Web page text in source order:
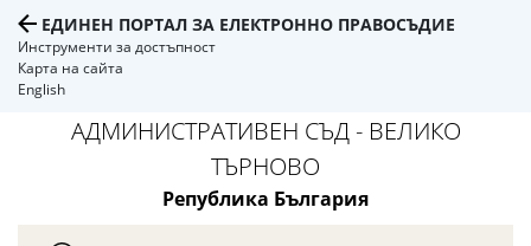
ЕДИНЕН ПОРТАЛ ЗА ЕЛЕКТРОННО ПРАВОСЪДИЕ
Инструменти за достъпност
Карта на сайта
English
АДМИНИСТРАТИВЕН СЪД - ВЕЛИКО
ТЪРНОВО
Република България